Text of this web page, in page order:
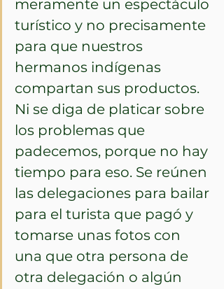
meramente un espectáculo
turístico y no precisamente
para que nuestros
hermanos indígenas
compartan sus productos.
Ni se diga de platicar sobre
los problemas que
padecemos, porque no hay
tiempo para eso. Se reúnen
las delegaciones para bailar
para el turista que pagó y
tomarse unas fotos con
una que otra persona de
otra delegación o algún